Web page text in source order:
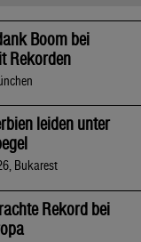
Boom bei
Rekorden
leiden unter
Bukarest
Rekord bei